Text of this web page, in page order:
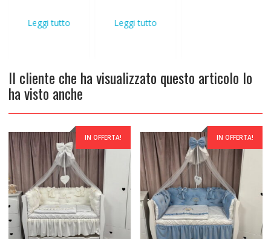
Leggi tutto Leggi tutto
Il cliente che ha visualizzato questo articolo lo
ha visto anche
IN OFFERTA! IN OFFERTA!